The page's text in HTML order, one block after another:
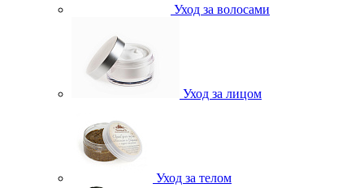
Уход за волосами
Уход за лицом
Уход за телом